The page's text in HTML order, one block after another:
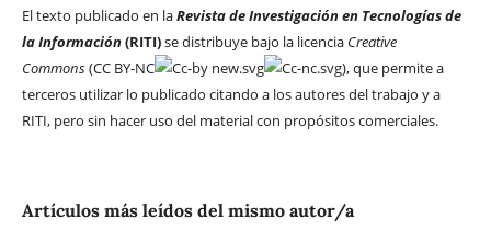
El texto publicado en laRevista de Investigación en Tecnologías de
la Información(RITI)se distribuye bajo la licencia Creative
Commons(CC BY-NC
), que permite a
terceros utilizar lo publicado citando a los autores del trabajo y a
RITI, pero sin hacer uso del material con propósitos comerciales.
Artículos más leídos del mismo autor/a